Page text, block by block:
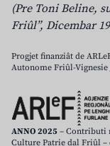
(Pre Toni Beline,
Friûl”, Dicembar
Progjet finanziât de
Autonome Friûl-Vignesie
ANNO 2025 – Contributi
Culture Patrie dal Friûl –